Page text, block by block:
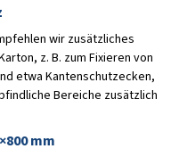
wir zusätzliches
z. B. zum Fixieren von
etwa Kantenschutzecken,
Bereiche zusätzlich
mm